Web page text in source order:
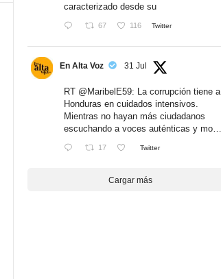
caracterizado desde su
67 116 Twitter
En Alta Voz 31 Jul
RT @MaribelE59: La corrupción tiene a
Honduras en cuidados intensivos.
Mientras no hayan más ciudadanos
escuchando a voces auténticas y mo…
17 Twitter
Cargar más